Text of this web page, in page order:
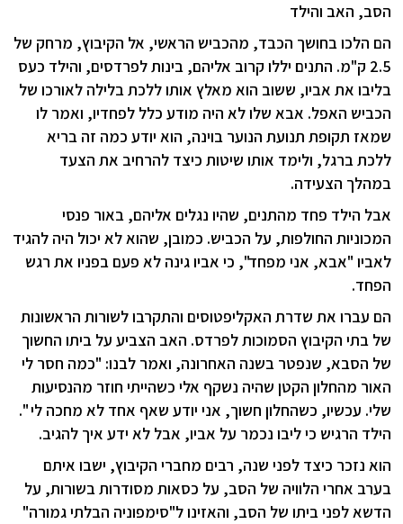
הסב, האב והילד
הם הלכו בחושך הכבד, מהכביש הראשי, אל הקיבוץ, מרחק של
2.5 ק"מ. התנים יללו קרוב אליהם, בינות לפרדסים, והילד כעס
בליבו את אביו, ששוב הוא מאלץ אותו ללכת בלילה לאורכו של
הכביש האפל. אבא שלו לא היה מודע כלל לפחדיו, ואמר לו
שמאז תקופת תנועת הנוער בוינה, הוא יודע כמה זה בריא
ללכת ברגל, ולימד אותו שיטות כיצד להרחיב את הצעד
במהלך הצעידה.
אבל הילד פחד מהתנים, שהיו נגלים אליהם, באור פנסי
המכוניות החולפות, על הכביש. כמובן, שהוא לא יכול היה להגיד
לאביו "אבא, אני מפחד", כי אביו גינה לא פעם בפניו את רגש
הפחד.
הם עברו את שדרת האקליפטוסים והתקרבו לשורות הראשונות
של בתי הקיבוץ הסמוכות לפרדס. האב הצביע על ביתו החשוך
של הסבא, שנפטר בשנה האחרונה, ואמר לבנו: "כמה חסר לי
האור מהחלון הקטן שהיה נשקף אלי כשהייתי חוזר מהנסיעות
שלי. עכשיו, כשהחלון חשוך, אני יודע שאף אחד לא מחכה לי ".
הילד הרגיש כי ליבו נכמר על אביו, אבל לא ידע איך להגיב.
הוא נזכר כיצד לפני שנה, רבים מחברי הקיבוץ, ישבו איתם
בערב אחרי הלוויה של הסב, על כסאות מסודרות בשורות, על
הדשא לפני ביתו של הסב, והאזינו ל"סימפוניה הבלתי גמורה"